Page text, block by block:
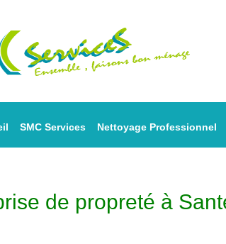
SMC Services Nettoyage Professionnel
de propreté à